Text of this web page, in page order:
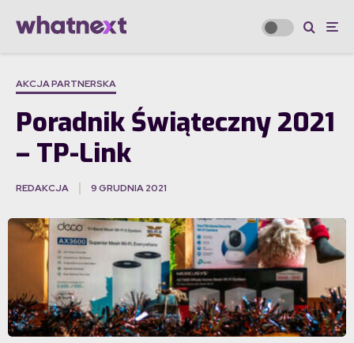
AKCJA PARTNERSKA
Poradnik Świąteczny 2021
– TP-Link
REDAKCJA 9 GRUDNIA 2021